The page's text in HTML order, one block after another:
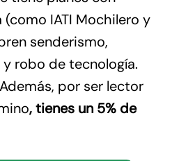
IATI Mochilero y
senderismo,
robo de tecnología.
por ser lector
, tienes un 5% de